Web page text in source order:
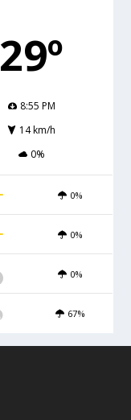
29º
8:55 PM
14 km/h
0%
0%
0%
0%
67%